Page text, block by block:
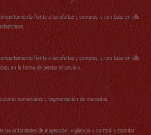
frente a las ofertas y compras, y con base en ello
frente a las ofertas y compras, y con base en ello
en la forma de prestar el servicio.
comerciales y segmentación de mercados.
las autoridades de inspección, vigilancia y control, y tramitar